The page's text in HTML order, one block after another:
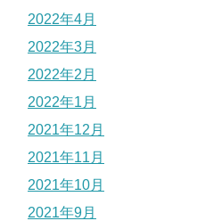
2022年4月
2022年3月
2022年2月
2022年1月
2021年12月
2021年11月
2021年10月
2021年9月